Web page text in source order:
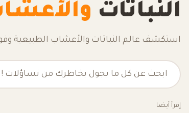
النباتات
استكشف عالم النباتات والأعشاب الطبيعية
إقرأ أيضا